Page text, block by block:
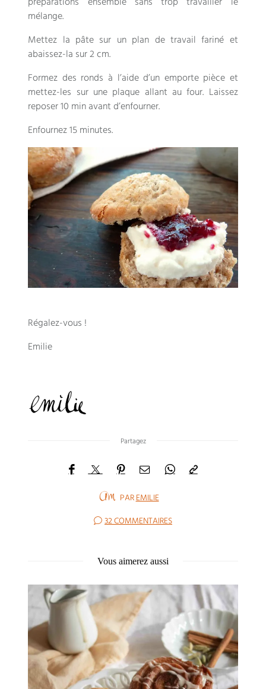
mélange.
Mettez la pâte sur un plan de travail fariné et
abaissez-la sur 2 cm.
Formez des ronds à l’aide d’un emporte pièce et
mettez-les sur une plaque allant au four. Laissez
reposer 10 min avant d’enfourner.
Enfournez 15 minutes.
Régalez-vous !
Emilie
Partagez
PAREMILIE
32 COMMENTAIRES
Vous aimerez aussi